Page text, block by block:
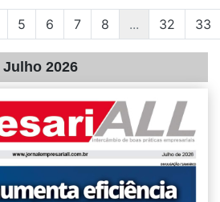
5 6 7 8 ... 32 33
Julho 2026